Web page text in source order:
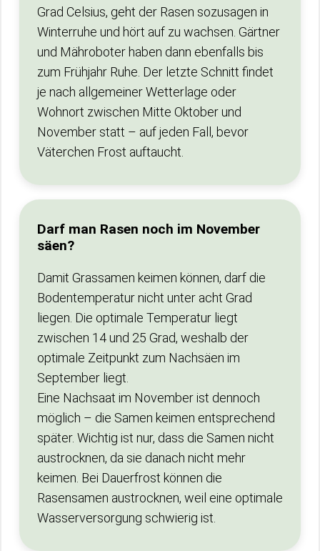
Grad Celsius, geht der Rasen sozusagen in
Winterruhe und hört auf zu wachsen. Gärtner
und Mähroboter haben dann ebenfalls bis
zum Frühjahr Ruhe. Der letzte Schnitt findet
je nach allgemeiner Wetterlage oder
Wohnort zwischen Mitte Oktober und
November statt – auf jeden Fall, bevor
Väterchen Frost auftaucht.
Darf man Rasen noch im November
säen?
Damit Grassamen keimen können, darf die
Bodentemperatur nicht unter acht Grad
liegen. Die optimale Temperatur liegt
zwischen 14 und 25 Grad, weshalb der
optimale Zeitpunkt zum Nachsäen im
September liegt.
Eine Nachsaat im November ist dennoch
möglich – die Samen keimen entsprechend
später. Wichtig ist nur, dass die Samen nicht
austrocknen, da sie danach nicht mehr
keimen. Bei Dauerfrost können die
Rasensamen austrocknen, weil eine optimale
Wasserversorgung schwierig ist.